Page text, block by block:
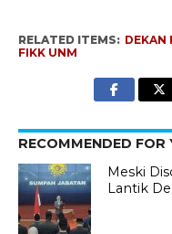
RELATED ITEMS: DEKAN
FIKK UNM
RECOMMENDED FOR
Meski
Lantik